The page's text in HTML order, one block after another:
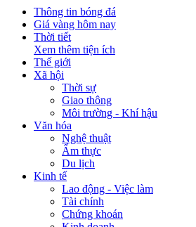
Thông tin bóng đá
Giá vàng hôm nay
Thời tiết
Xem thêm tiện ích
Thế giới
Xã hội
Thời sự
Giao thông
Môi trường - Khí hậu
Văn hóa
Nghệ thuật
Ẩm thực
Du lịch
Kinh tế
Lao động - Việc làm
Tài chính
Chứng khoán